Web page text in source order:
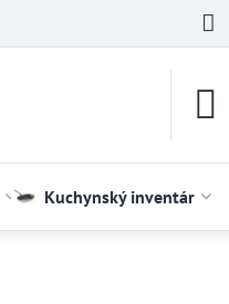
Kuchynský inventár